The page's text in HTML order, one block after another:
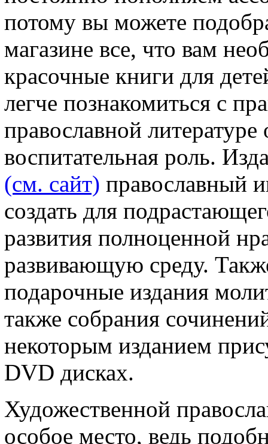
потому вы можете
магазине все, что вам
красочные книги для
легче познакомиться с
православной
воспитательная роль.
(см. сайт) православный
создать для
развития полноценной
развивающую среду.
подарочные издания
также собрания
некоторым изданием
DVD дисках.
Художественной
особое место, ведь